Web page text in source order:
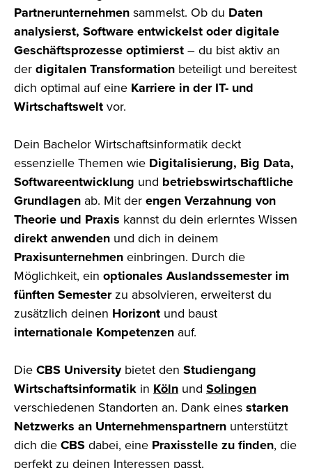
Partnerunternehmen sammelst. Ob du Daten
analysierst, Software entwickelst oder digitale
Geschäftsprozesse optimierst – du bist aktiv an
der digitalen Transformation beteiligt und bereitest
dich optimal auf eine Karriere in der IT- und
Wirtschaftswelt vor.
Dein Bachelor Wirtschaftsinformatik deckt
essenzielle Themen wie Digitalisierung, Big Data,
Softwareentwicklung und betriebswirtschaftliche
Grundlagen ab. Mit der engen Verzahnung von
Theorie und Praxis kannst du dein erlerntes Wissen
direkt anwenden und dich in deinem
Praxisunternehmen einbringen. Durch die
Möglichkeit, ein optionales Auslandssemester im
fünften Semesterzu absolvieren, erweiterst du
zusätzlich deinen Horizont und baust
internationale Kompetenzen auf.
Die CBS Universitybietet den Studiengang
Wirtschaftsinformatik in Köln und Solingen
verschiedenen Standorten an. Dank eines starken
Netzwerks an Unternehmenspartnern unterstützt
dich die CBS dabei, eine Praxisstelle zu finden, die
perfekt zu deinen Interessen passt.